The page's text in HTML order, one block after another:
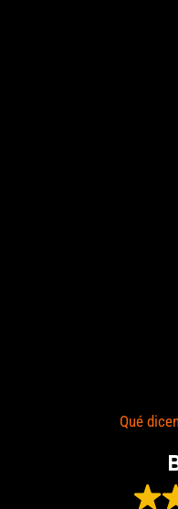
Qué